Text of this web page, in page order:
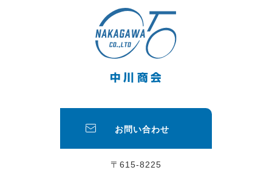
お問い合わせ
〒615-8225